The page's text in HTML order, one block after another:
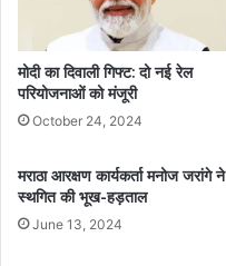
मोदी का दिवाली गिफ्ट: दो नई रेल
परियोजनाओं को मंजूरी
October 24, 2024
मराठा आरक्षण कार्यकर्ता मनोज जरांगे ने
स्थगित की भूख-हड़ताल
June 13, 2024